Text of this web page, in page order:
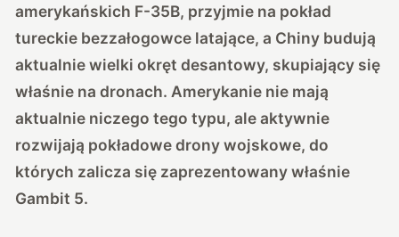
amerykańskich F-35B, przyjmie na pokład
tureckie bezzałogowce latające, a Chiny budują
aktualnie wielki okręt desantowy, skupiający się
właśnie na dronach. Amerykanie nie mają
aktualnie niczego tego typu, ale aktywnie
rozwijają pokładowe drony wojskowe, do
których zalicza się zaprezentowany właśnie
Gambit 5.